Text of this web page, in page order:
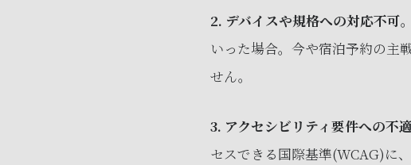
2. デバイスや規格への対応不可。
いった場合。今や宿泊予約の主
せん。
3. アクセシビリティ要件への不適
セスできる国際基準(WCAG)に